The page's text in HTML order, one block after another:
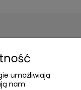
umożliwiają
nam